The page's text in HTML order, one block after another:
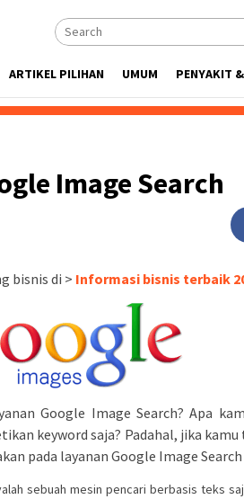
ARTIKEL PILIHAN UMUM PENYAKIT
Image Search
bisnis di > Informasi bisnis terbaik
Google Image Search? Apa
keyword saja? Padahal, jika kamu
pada layanan Google Image
sebuah mesin pencari berbasis teks